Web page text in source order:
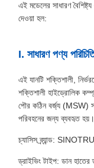
এই মডেলের সাধারণ
দেওয়া হল:
I. সাধারণ পণ্য
এই যানটি শক্তিশালী,
শক্তিশালী হাইড্রোলিক
পৌর কঠিন বর্জ্য (MSW)
পরিবহনের জন্য ব্যবহৃত হয়।
চ্যাসিস ব্র্যান্ড:
ড্রাইভিং টাইপ: ডান